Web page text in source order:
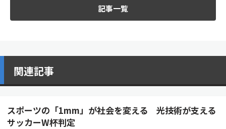
記事一覧
関連記事
スポーツの「1mm」が社会を変える 光技術が支える
サッカーW杯判定